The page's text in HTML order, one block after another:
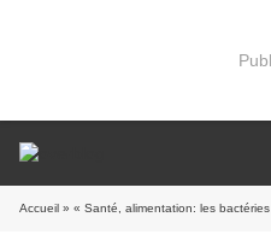
Accueil » « Santé, alimentation: les bactéries ouvrent des